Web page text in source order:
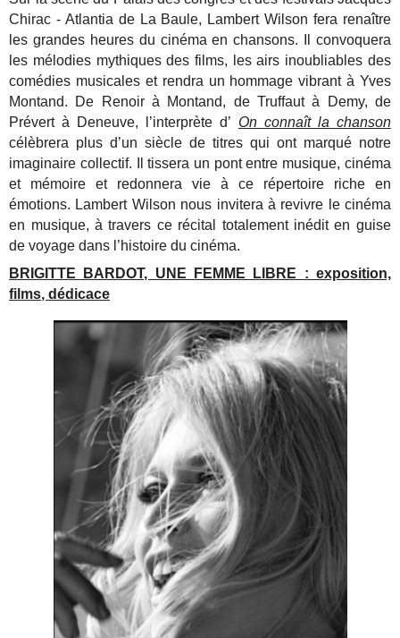
Chirac - Atlantia de La Baule, Lambert Wilson fera renaître
les grandes heures du cinéma en chansons. Il convoquera
les mélodies mythiques des films, les airs inoubliables des
comédies musicales et rendra un hommage vibrant à Yves
Montand. De Renoir à Montand, de Truffaut à Demy, de
Prévert à Deneuve, l’interprète d’ On connaît la chanson
célèbrera plus d’un siècle de titres qui ont marqué notre
imaginaire collectif. Il tissera un pont entre musique, cinéma
et mémoire et redonnera vie à ce répertoire riche en
émotions. Lambert Wilson nous invitera à revivre le cinéma
en musique, à travers ce récital totalement inédit en guise
de voyage dans l’histoire du cinéma.
BRIGITTE BARDOT, UNE FEMME LIBRE : exposition,
films, dédicace